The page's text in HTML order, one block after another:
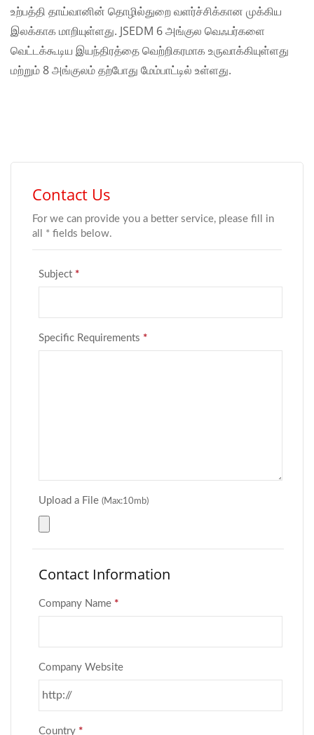
உற்பத்தி தாய்வானின் தொழில்துறை வளர்ச்சிக்கான முக்கிய
இலக்காக மாறியுள்ளது. JSEDM 6 அங்குல வெஃபர்களை
வெட்டக்கூடிய இயந்திரத்தை வெற்றிகரமாக உருவாக்கியுள்ளது
மற்றும் 8 அங்குலம் தற்போது மேம்பாட்டில் உள்ளது.